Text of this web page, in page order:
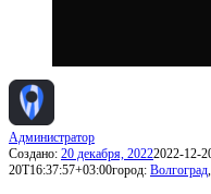
Администратор
Создано: 20 декабря, 20222022-12-
20T16:37:57+03:00город: Волгоград,